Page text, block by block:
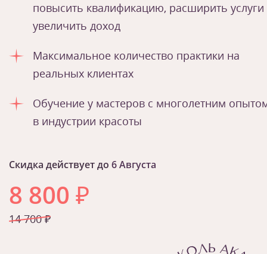
повысить квалификацию, расширить услуги
увеличить доход
Максимальное количество практики на
реальных клиентах
Обучение у мастеров с многолетним
в индустрии красоты
Скидка действует до 6 Августа
8 800 ₽
14 700 ₽